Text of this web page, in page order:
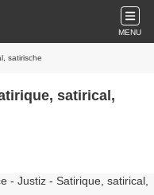
MENU
satirische
satirical,